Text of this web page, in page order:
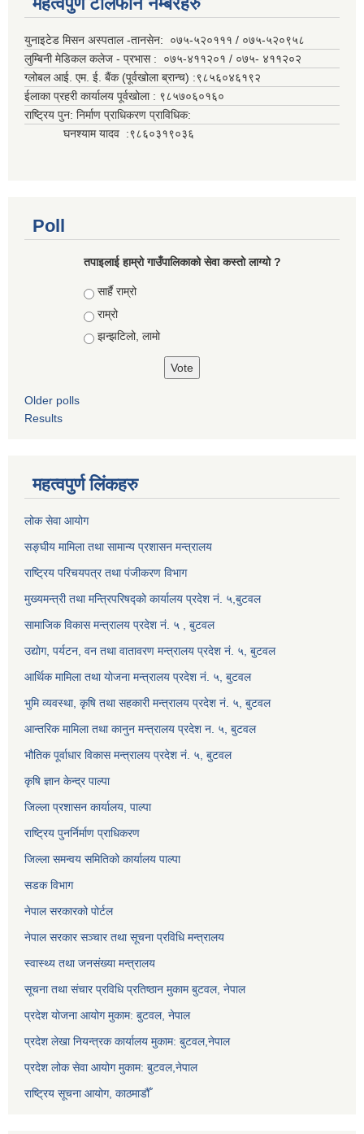
युनाइटेड मिसन अस्पताल -तानसेन: ०७५-५२०१११ / ०७५-५२०९५८
लुम्बिनी मेडिकल कलेज - प्रभास : ०७५-४११२०१ / ०७५- ४११२०२
ग्लोबल आई. एम. ई. बैंक (पूर्वखोला ब्रान्च) :९८५६०४६१९२
ईलाका प्रहरी कार्यालय पूर्वखोला : ९८५७०६०१६०
राष्ट्रिय पुन: निर्माण प्राधिकरण प्राविधिक:
घनश्याम यादव :९८६०३१९०३६
Poll
तपाइलाई हाम्रो गाउँपालिकाको सेवा कस्तो लाग्यो ?
Choices
सार्है राम्रो
राम्रो
झन्झटिलो, लामो
Older polls
Results
महत्वपुर्ण लिंकहरु
लोक सेवा आयोग
सङ्घीय मामिला तथा सामान्य प्रशासन मन्त्रालय
राष्ट्रिय परिचयपत्र तथा पंजीकरण विभाग
मुख्यमन्त्री तथा मन्त्रिपरिषद्को कार्यालय प्रदेश नं. ५,बुटवल
सामाजिक विकास मन्त्रालय प्रदेश नं. ५ , बुटवल
उद्याेग, पर्यटन, वन तथा वातावरण मन्त्रालय प्रदेश नं. ५, बुटवल
आर्थिक मामिला तथा योजना मन्त्रालय प्रदेश नं. ५, बुटवल
भुमि व्यवस्था, कृषि तथा सहकारी मन्त्रालय प्रदेश नं. ५, बुटवल
आन्तरिक मामिला तथा कानुन मन्त्रालय प्रदेश न. ५, बुटवल
भौतिक पूर्वाधार विकास मन्त्रालय प्रदेश नं. ५, बुटवल
कृषि ज्ञान केन्द्र पाल्पा
जिल्ला प्रशासन कार्यालय, पाल्पा
राष्ट्रिय पुनर्निर्माण प्राधिकरण
जिल्ला समन्वय समितिको कार्यालय पाल्पा
सडक विभाग
नेपाल सरकारको पोर्टल
नेपाल सरकार सञ्‍चार तथा सूचना प्रविधि मन्त्रालय
स्वास्थ्य तथा जनसंख्या मन्त्रालय
सूचना तथा संचार प्रविधि प्रतिष्ठान मुकाम बुटवल, नेपाल
प्रदेश योजना आयोग मुकाम: बुटवल, नेपाल
प्रदेश लेखा नियन्त्रक कार्यालय मुकाम: बुटवल,नेपाल
प्रदेश लोक सेवा आयोग मुकाम: बुटवल,नेपाल
राष्ट्रिय सूचना आयोग, काठमाडौँ